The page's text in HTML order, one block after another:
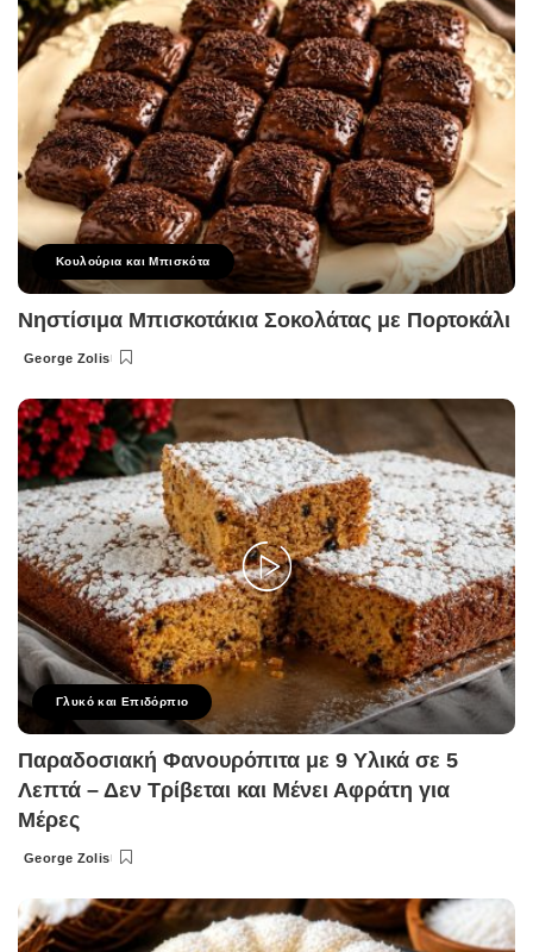
Κουλούρια και Μπισκότα
Νηστίσιμα Μπισκοτάκια Σοκολάτας με Πορτοκάλι
Posted
George Zolis
Γλυκό και Επιδόρπιο
Παραδοσιακή Φανουρόπιτα με 9 Υλικά σε 5
Λεπτά – Δεν Τρίβεται και Μένει Αφράτη για
Μέρες
Posted
George Zolis